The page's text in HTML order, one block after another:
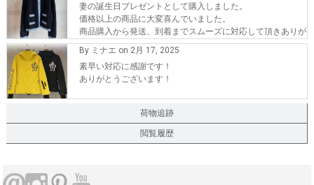
荷物追跡
閲覧履歴
妻の誕生日プレゼントとして購入しました。
価格以上の商品に大変喜んでいました。
商品購入から発送、到着までスムーズに対応して頂きありが
とうございます。
また、機会が有れば購入したいです。
By ミナエ on 2月 17, 2025
素早い対応に感謝です！
ありがとうございます！